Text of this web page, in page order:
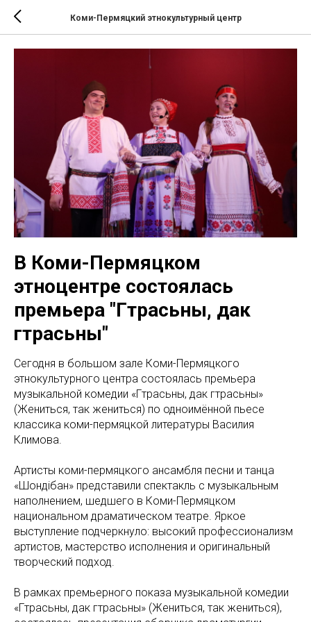
Коми-Пермяцкий этнокультурный центр
В Коми-Пермяцком
этноцентре состоялась
премьера "Гӧтрасьны, дак
гӧтрасьны"
Сегодня в большом зале Коми-Пермяцкого
этнокультурного центра состоялась премьера
музыкальной комедии «Гӧтрасьны, дак гӧтрасьны»
(Жениться, так жениться) по одноимённой пьесе
классика коми-пермяцкой литературы Василия
Климова.
Артисты коми-пермяцкого ансамбля песни и танца
«Шондібан» представили спектакль с музыкальным
наполнением, шедшего в Коми-Пермяцком
национальном драматическом театре. Яркое
выступление подчеркнуло: высокий профессионализм
артистов, мастерство исполнения и оригинальный
творческий подход.
В рамках премьерного показа музыкальной комедии
«Гӧтрасьны, дак гӧтрасьны» (Жениться, так жениться),